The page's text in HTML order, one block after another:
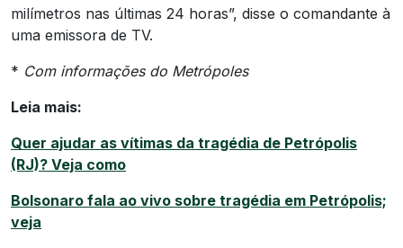
milímetros nas últimas 24 horas”, disse o comandante à
uma emissora de TV.
* Com informações do Metrópoles
Leia mais:
Quer ajudar as vítimas da tragédia de Petrópolis
(RJ)? Veja como
Bolsonaro fala ao vivo sobre tragédia em Petrópolis;
veja